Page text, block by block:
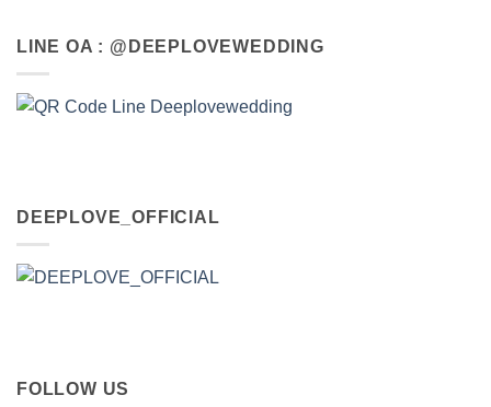
LINE OA : @DEEPLOVEWEDDING
DEEPLOVE_OFFICIAL
FOLLOW US